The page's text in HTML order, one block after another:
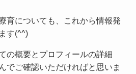
育についても、これから情報発
す(^^)
の概要とプロフィールの詳細
でご確認いただければと思いま